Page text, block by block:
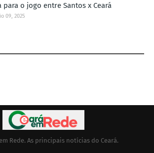
para o jogo entre Santos x Ceará
09, 2025
Rede. As principais notícias do Ceará.